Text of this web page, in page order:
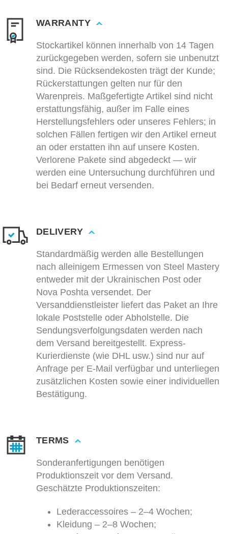
WARRANTY
Stockartikel können innerhalb von 14 Tagen
zurückgegeben werden, sofern sie unbenutzt
sind. Die Rücksendekosten trägt der Kunde;
Rückerstattungen gelten nur für den
Warenpreis. Maßgefertigte Artikel sind nicht
erstattungsfähig, außer im Falle eines
Herstellungsfehlers oder unseres Fehlers; in
solchen Fällen fertigen wir den Artikel erneut
an oder erstatten ihn auf unsere Kosten.
Verlorene Pakete sind abgedeckt — wir
werden eine Untersuchung durchführen und
bei Bedarf erneut versenden.
DELIVERY
Standardmäßig werden alle Bestellungen
nach alleinigem Ermessen von Steel Mastery
entweder mit der Ukrainischen Post oder
Nova Poshta versendet. Der
Versanddienstleister liefert das Paket an Ihre
lokale Poststelle oder Abholstelle. Die
Sendungsverfolgungsdaten werden nach
dem Versand bereitgestellt. Express-
Kurierdienste (wie DHL usw.) sind nur auf
Anfrage per E-Mail verfügbar und unterliegen
zusätzlichen Kosten sowie einer individuellen
Bestätigung.
TERMS
Sonderanfertigungen benötigen
Produktionszeit vor dem Versand.
Geschätzte Produktionszeiten:
Lederaccessoires – 2–4 Wochen;
Kleidung – 2–8 Wochen;